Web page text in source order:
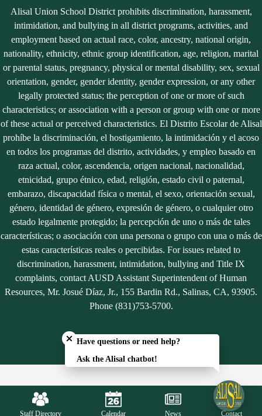
Alisal Union School District prohibits discrimination, harassment,
intimidation, and bullying in all district programs, activities, and
employment based on actual race, color, ancestry, national origin,
nationality, ethnicity, ethnic group identification, age, religion, marital
or parental status, pregnancy, physical or mental disability, sex, sexual
orientation, gender, gender identity, gender expression, or any other
legally protected status; the perception of one or more of such
characteristics; or association with a person or group with one or more
of these actual or perceived characteristics. El Distrito Escolar de Alisal
prohíbe la discriminación, el hostigamiento, la intimidación y el acoso
en todos los programas del distrito, actividades, y empleo basado en
raza actual, color, ascendencia, origen nacional, nacionalidad,
etnicidad, grupo étnico, edad, religión, estado civil o paternal,
embarazo, discapacidad física o mental, el sexo, orientación sexual,
género, identidad de género, expresión de género, o cualquier otro
estado legalmente protegido; la percepción de uno o más de tales
características; o asociación con una persona o grupo con una o más de
estas características reales o percibidas. For issues related to
discrimination, harassment, intimidation, bullying and Title IX
complaints, contact AUSD Assistant Superintendent of Human
Resources, Mr. Josué Díaz, Jr., 155 Bardin Rd., Salinas, CA, 93905.
Phone (831)753-5700.
LinksStaff Directory Calendar News Contact
Have questions or need help?
Ask the Alisal chatbot!